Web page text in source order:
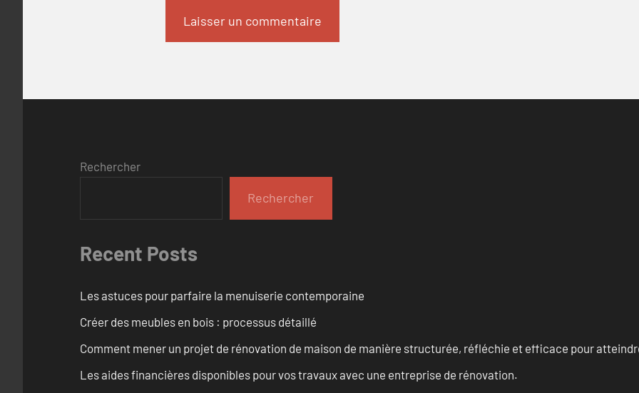
Rechercher
Rechercher
Recent Posts
Les astuces pour parfaire la menuiserie contemporaine
Créer des meubles en bois : processus détaillé
Comment mener un projet de rénovation de maison de manière structurée, réfléchie et efficace pour
Les aides financières disponibles pour vos travaux avec une entreprise de rénovation.